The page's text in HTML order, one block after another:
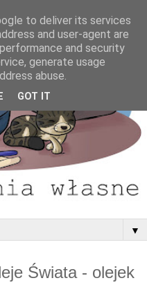
▼
Świata - olejek
to deliver its services
and user-agent are
and security
generate usage
abuse.
GOT IT